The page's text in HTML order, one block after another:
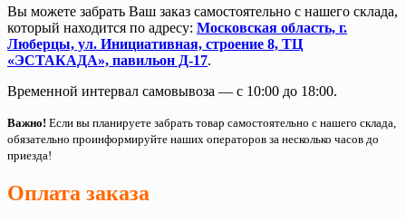
Вы можете забрать Ваш заказ самостоятельно с нашего склада,
который находится по адресу: Московская область, г.
Люберцы, ул. Инициативная, строение 8, ТЦ
«ЭСТАКАДА», павильон Д-17.
Временной интервал самовывоза — с 10:00 до 18:00.
Важно! Если вы планируете забрать товар самостоятельно с нашего склада,
обязательно проинформируйте наших операторов за несколько часов до
приезда!
Оплата заказа